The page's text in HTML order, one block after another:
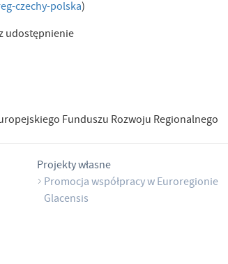
czechy-polska)
udostępnienie
Funduszu Rozwoju Regionalnego
Projekty własne
Promocja współpracy w Euroregionie
Glacensis